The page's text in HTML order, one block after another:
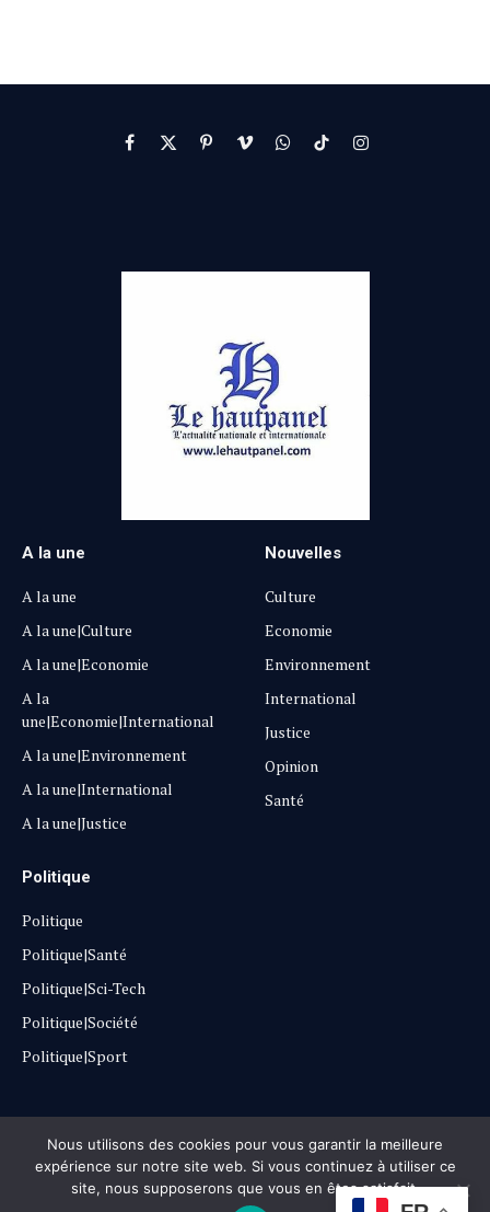
Facebook
X
PinterestVimeoWhatsApp
TikTokInstagram
A la une
A la une
A la une|Culture
A la une|Economie
A la
une|Economie|International
A la une|Environnement
A la une|International
A la une|Justice
Nouvelles
Culture
Economie
Environnement
International
Justice
Opinion
Santé
Politique
Politique
Politique|Santé
Politique|Sci-Tech
Politique|Société
Politique|Sport
Copyright © 2025Lehautpanel
Confidentialité Contact Don
Nous utilisons des cookies pour vous garantir la meilleure
expérience sur notre site web. Si vous continuez à utiliser ce
site, nous supposerons que vous en êtes satisfait.